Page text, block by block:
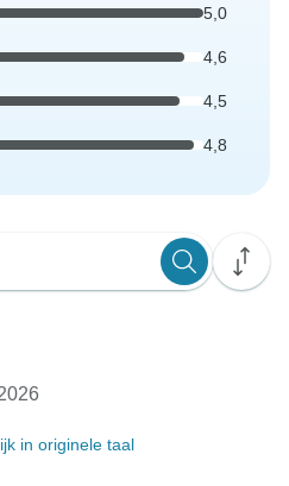
5,0
4,6
4,5
4,8
in originele taal